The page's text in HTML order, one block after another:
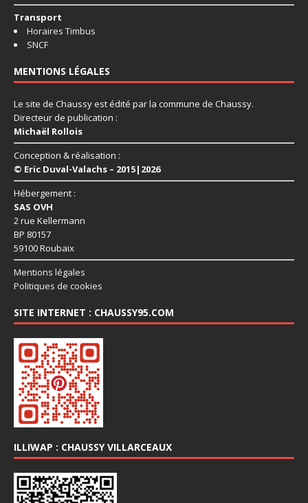
Transport
Horaires Timbus
SNCF
MENTIONS LÉGALES
Le site de Chaussy est édité par la commune de Chaussy.
Directeur de publication :
Michaël Rollois
Conception & réalisation :
© Eric Duval-Valachs – 2015|2026
Hébergement :
SAS OVH
2 rue Kellermann
BP 80157
59100 Roubaix
Mentions légales
Politiques de cookies
SITE INTERNET : CHAUSSY95.COM
ILLIWAP : CHAUSSY VILLARCEAUX